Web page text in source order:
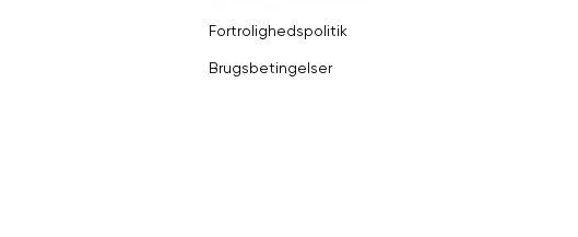
Fortrolighedspolitik
Brugsbetingelser